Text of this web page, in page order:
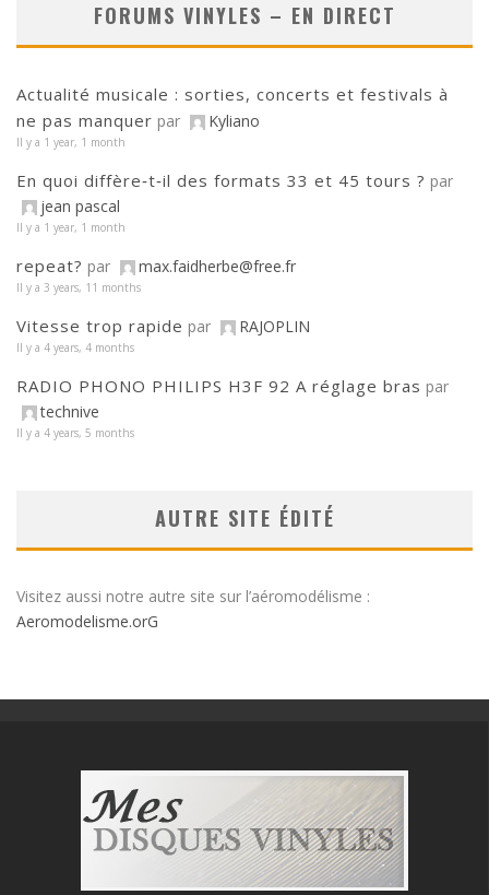
FORUMS VINYLES – EN DIRECT
Actualité musicale : sorties, concerts et festivals à
ne pas manquer par Kyliano
Il y a 1 year, 1 month
En quoi diffère‑t‑il des formats 33 et 45 tours ? par
jean pascal
Il y a 1 year, 1 month
repeat? par max.faidherbe@free.fr
Il y a 3 years, 11 months
Vitesse trop rapide par RAJOPLIN
Il y a 4 years, 4 months
RADIO PHONO PHILIPS H3F 92 A réglage bras par
technive
Il y a 4 years, 5 months
AUTRE SITE ÉDITÉ
Visitez aussi notre autre site sur l’aéromodélisme :
Aeromodelisme.orG